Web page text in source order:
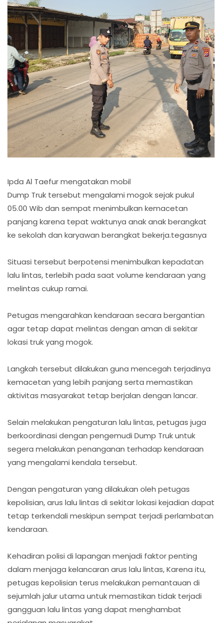
Ipda Al Taefur mengatakan mobil
Dump Truk tersebut mengalami mogok sejak pukul
05.00 Wib dan sempat menimbulkan kemacetan
panjang karena tepat waktunya anak anak berangkat
ke sekolah dan karyawan berangkat bekerja.tegasnya
Situasi tersebut berpotensi menimbulkan kepadatan
lalu lintas, terlebih pada saat volume kendaraan yang
melintas cukup ramai.
Petugas mengarahkan kendaraan secara bergantian
agar tetap dapat melintas dengan aman di sekitar
lokasi truk yang mogok.
Langkah tersebut dilakukan guna mencegah terjadinya
kemacetan yang lebih panjang serta memastikan
aktivitas masyarakat tetap berjalan dengan lancar.
Selain melakukan pengaturan lalu lintas, petugas juga
berkoordinasi dengan pengemudi Dump Truk untuk
segera melakukan penanganan terhadap kendaraan
yang mengalami kendala tersebut.
Dengan pengaturan yang dilakukan oleh petugas
kepolisian, arus lalu lintas di sekitar lokasi kejadian dapat
tetap terkendali meskipun sempat terjadi perlambatan
kendaraan.
Kehadiran polisi di lapangan menjadi faktor penting
dalam menjaga kelancaran arus lalu lintas, Karena itu,
petugas kepolisian terus melakukan pemantauan di
sejumlah jalur utama untuk memastikan tidak terjadi
gangguan lalu lintas yang dapat menghambat